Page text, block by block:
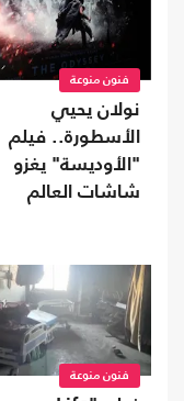
فنون منوعة
نولان يحيي
الأسطورة.. فيلم
"الأوديسة" يغزو
شاشات العالم
فنون منوعة